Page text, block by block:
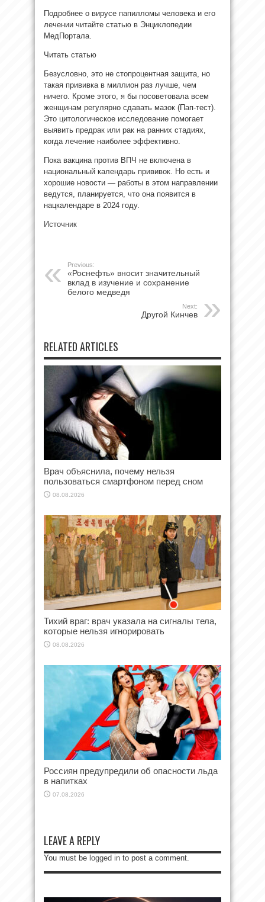
Подробнее о вирусе папилломы человека и его
лечении читайте статью в Энциклопедии
МедПортала.
Читать статью
Безусловно, это не стопроцентная защита, но
такая прививка в миллион раз лучше, чем
ничего. Кроме этого, я бы посоветовала всем
женщинам регулярно сдавать мазок (Пап-тест).
Это цитологическое исследование помогает
выявить предрак или рак на ранних стадиях,
когда лечение наиболее эффективно.
Пока вакцина против ВПЧ не включена в
национальный календарь прививок. Но есть и
хорошие новости — работы в этом направлении
ведутся, планируется, что она появится в
нацкалендаре в 2024 году.
Источник
Previous:
«Роснефть» вносит значительный
вклад в изучение и сохранение
белого медведя
Next:
Другой Кинчев
RELATED ARTICLES
Врач объяснила, почему нельзя
пользоваться смартфоном перед сном
08.08.2026
Тихий враг: врач указала на сигналы тела,
которые нельзя игнорировать
08.08.2026
Россиян предупредили об опасности льда
в напитках
07.08.2026
LEAVE A REPLY
You must be logged in to post a comment.